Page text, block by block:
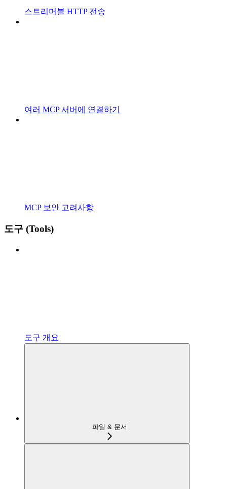
스트리머블 HTTP 전송
여러 MCP 서버에 연결하기
MCP 보안 고려사항
도구 (Tools)
도구 개요
파일 & 문서